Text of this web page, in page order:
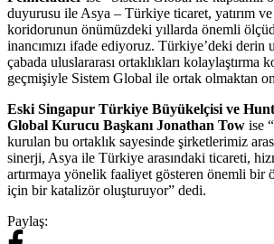
duyurusu ile Asya – Türkiye ticaret, yatırım
koridorunun önümüzdeki yıllarda önemli
inancımızı ifade ediyoruz. Türkiye’deki derin
çabada uluslararası ortaklıkları kolaylaştırma
geçmişiyle Sistem Global ile ortak olmaktan
Eski Singapur Türkiye Büyükelçisi ve
Global Kurucu Başkanı Jonathan Tow ise
kurulan bu ortaklık sayesinde şirketlerimiz
sinerji, Asya ile Türkiye arasındaki ticareti,
artırmaya yönelik faaliyet gösteren önemli bir
için bir katalizör oluşturuyor” dedi.
Paylaş: